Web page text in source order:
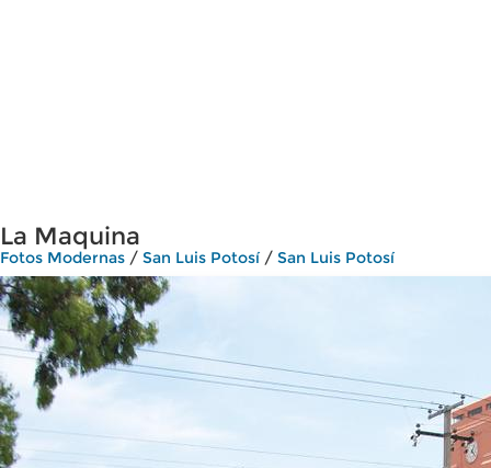
La Maquina
Fotos Modernas / San Luis Potosí / San Luis Potosí